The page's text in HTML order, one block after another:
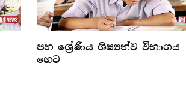
පහ ශ්‍රේණිය ශිෂ්‍යත්ව විභාගය
හෙට